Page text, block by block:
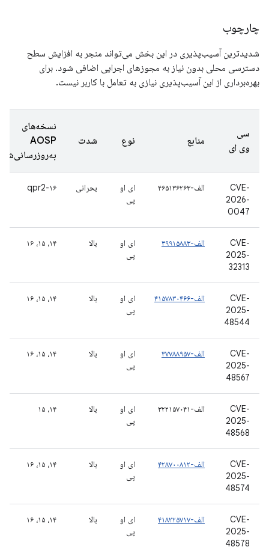
چارچوب
شدیدترین آسیب‌پذیری در این بخش می‌تواند منجر به افزایش سطح
دسترسی محلی بدون نیاز به مجوزهای اجرایی اضافی شود. برای
بهره‌برداری از این آسیب‌پذیری نیازی به تعامل با کاربر نیست.
سی
وی ای
منابع نوع شدت
نسخه‌های
AOSP
CVE-
2026-
0047
الف-۴۶۵۱۳۶۲۶۳
ای او
پی
بحرانی ۱۶-qpr2
CVE-
2025-
32313
الف-۳۹۹۱۵۸۸۳
ای او
پی
بالا ۱۴، ۱۵، ۱۶
CVE-
2025-
48544
الف-۴۱۵۷۸۳۰۴۶۶
ای او
پی
بالا ۱۴، ۱۵، ۱۶
CVE-
2025-
48567
الف-۳۷۷۸۸۹۵۷
ای او
پی
بالا ۱۴، ۱۵، ۱۶
CVE-
2025-
48568
الف-۳۲۲۱۵۷۰۴۱
ای او
پی
بالا ۱۴، ۱۵
CVE-
2025-
48574
الف-۴۲۸۷۰۰۸۱۲
ای او
پی
بالا ۱۴، ۱۵، ۱۶
CVE-
2025-
48578
الف-۴۱۸۲۲۵۷۱۷
ای او
پی
بالا ۱۴، ۱۵، ۱۶